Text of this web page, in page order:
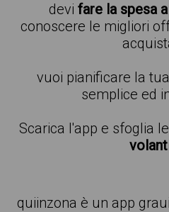
devifare la spesa
conoscere le migliori
vuoi pianificare la
semplice ed
Scarica l'app e sfoglia
quiinzona è un app